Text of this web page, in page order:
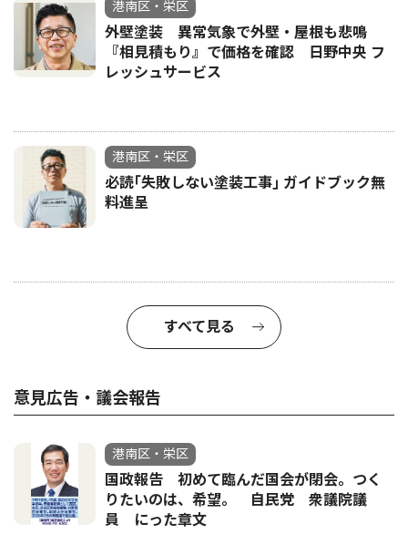
港南区・栄区
外壁塗装 異常気象で外壁・屋根も悲鳴
『相見積もり』で価格を確認 日野中央 フ
レッシュサービス
港南区・栄区
必読｢失敗しない塗装工事｣ ガイドブック無
料進呈
すべて見る
意見広告・議会報告
港南区・栄区
国政報告 初めて臨んだ国会が閉会。つく
りたいのは、希望。 自民党 衆議院議
員 にった章文